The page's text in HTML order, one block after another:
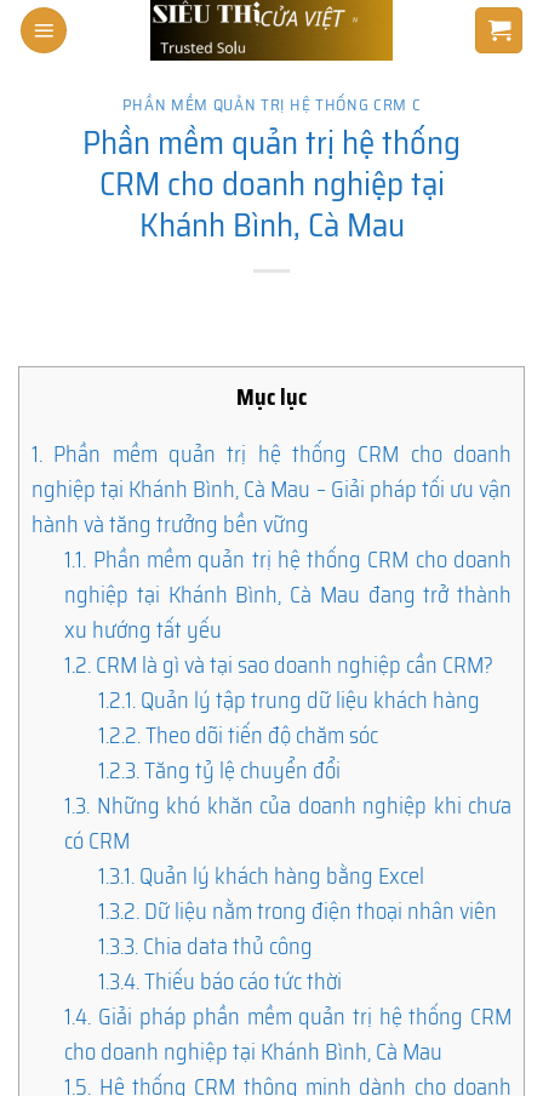
Skip
PHẦN MỀM QUẢN TRỊ HỆ THỐNG CRM C
Phần mềm quản trị hệ thống
CRM cho doanh nghiệp tại
Khánh Bình, Cà Mau
Mục lục
1. Phần mềm quản trị hệ thống CRM cho doanh
nghiệp tại Khánh Bình, Cà Mau – Giải pháp tối ưu vận
hành và tăng trưởng bền vững
1.1. Phần mềm quản trị hệ thống CRM cho doanh
nghiệp tại Khánh Bình, Cà Mau đang trở thành
xu hướng tất yếu
1.2.CRM là gì và tại sao doanh nghiệp cần CRM?
1.2.1.Quản lý tập trung dữ liệu khách hàng
1.2.2.Theo dõi tiến độ chăm sóc
1.2.3.Tăng tỷ lệ chuyển đổi
1.3. Những khó khăn của doanh nghiệp khi chưa
có CRM
1.3.1.Quản lý khách hàng bằng Excel
1.3.2.Dữ liệu nằm trong điện thoại nhân viên
1.3.3.Chia data thủ công
1.3.4.Thiếu báo cáo tức thời
1.4. Giải pháp phần mềm quản trị hệ thống CRM
cho doanh nghiệp tại Khánh Bình, Cà Mau
1.5. Hệ thống CRM thông minh dành cho doanh